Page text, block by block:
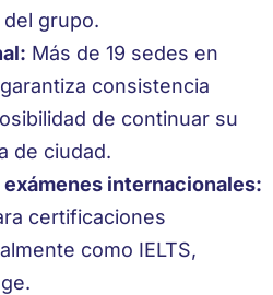
grupo.
Más de 19 sedes en
consistencia
de continuar su
de ciudad.
exámenes internacionales:
certificaciones
como IELTS,